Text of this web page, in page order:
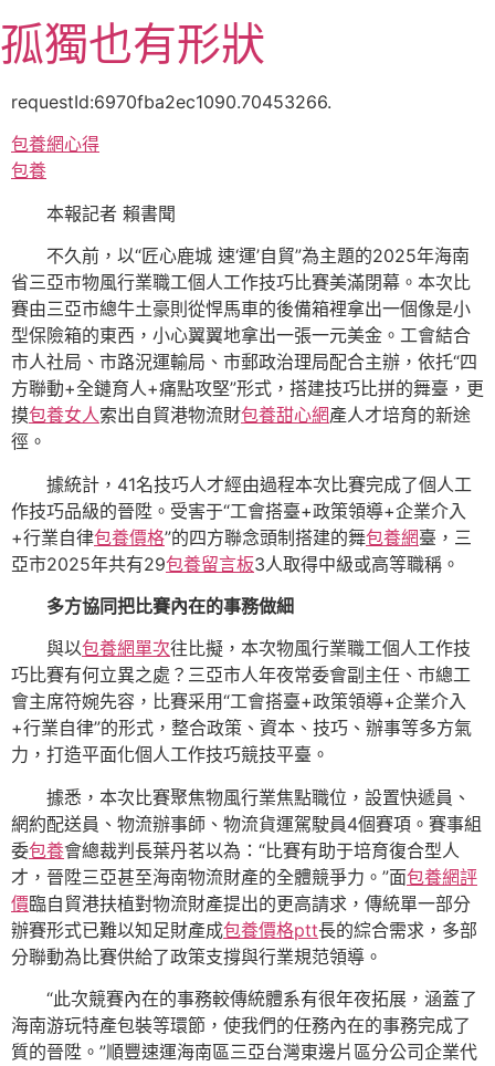
至
主
容
孤獨也有形狀
requestId:6970fba2ec1090.70453266.
包養網心得
包養
本報記者 賴書聞
不久前，以“匠心鹿城 速‘運’自貿”為主題的2025年海南
省三亞市物風行業職工個人工作技巧比賽美滿閉幕。本次比
賽由三亞市總牛土豪則從悍馬車的後備箱裡拿出一個像是小
型保險箱的東西，小心翼翼地拿出一張一元美金。工會結合
市人社局、市路況運輸局、市郵政治理局配合主辦，依托“四
方聯動+全鏈育人+痛點攻堅”形式，搭建技巧比拼的舞臺，更
摸包養女人索出自貿港物流財包養甜心網產人才培育的新途
徑。
據統計，41名技巧人才經由過程本次比賽完成了個人工
作技巧品級的晉陞。受害于“工會搭臺+政策領導+企業介入
+行業自律包養價格”的四方聯念頭制搭建的舞包養網臺，三
亞市2025年共有29包養留言板3人取得中級或高等職稱。
多方協同把比賽內在的事務做細
與以包養網單次往比擬，本次物風行業職工個人工作技
巧比賽有何立異之處？三亞市人年夜常委會副主任、市總工
會主席符婉先容，比賽采用“工會搭臺+政策領導+企業介入
+行業自律”的形式，整合政策、資本、技巧、辦事等多方氣
力，打造平面化個人工作技巧競技平臺。
據悉，本次比賽聚焦物風行業焦點職位，設置快遞員、
網約配送員、物流辦事師、物流貨運駕駛員4個賽項。賽事組
委包養會總裁判長葉丹茗以為：“比賽有助于培育復合型人
才，晉陞三亞甚至海南物流財產的全體競爭力。”面包養網評
價臨自貿港扶植對物流財產提出的更高請求，傳統單一部分
辦賽形式已難以知足財產成包養價格ptt長的綜合需求，多部
分聯動為比賽供給了政策支撐與行業規范領導。
“此次競賽內在的事務較傳統體系有很年夜拓展，涵蓋了
海南游玩特產包裝等環節，使我們的任務內在的事務完成了
質的晉陞。”順豐速運海南區三亞台灣東邊片區分公司企業代